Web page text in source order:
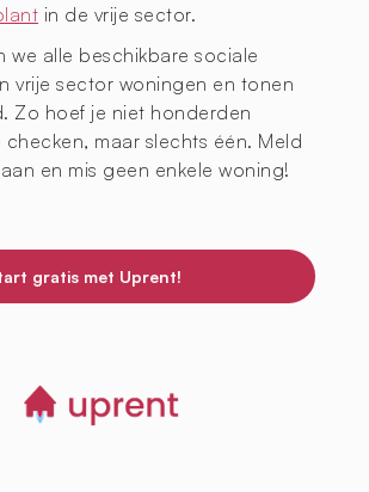
in de vrije sector.
we alle beschikbare sociale
vrije sector woningen en tonen
Zo hoef je niet honderden
maar slechts één. Meld
en mis geen enkele woning!
gratis met Uprent!